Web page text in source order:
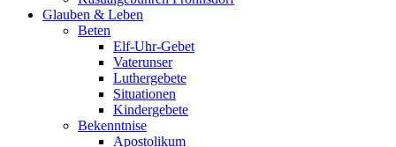
Glauben & Leben
Beten
Elf-Uhr-Gebet
Vaterunser
Luthergebete
Situationen
Kindergebete
Bekenntnise
Apostolikum